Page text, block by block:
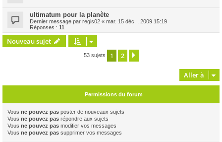
ultimatum pour la planète
Dernier message par regis02 « mar. 15 déc. , 2009 15:19
Réponses : 11
Nouveau sujet
53 sujets 1 2
Aller à
Permissions du forum
Vous ne pouvez pas poster de nouveaux sujets
Vous ne pouvez pas répondre aux sujets
Vous ne pouvez pas modifier vos messages
Vous ne pouvez pas supprimer vos messages